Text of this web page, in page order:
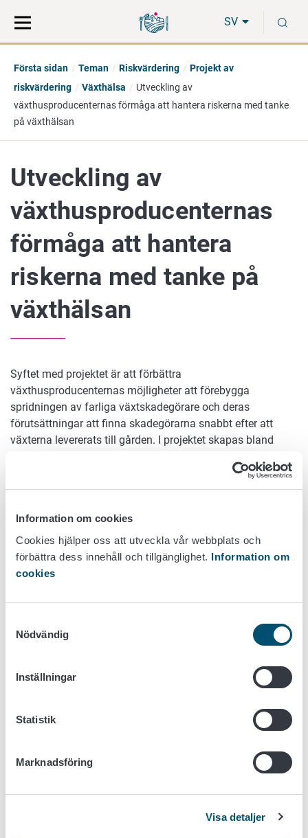
Information om cookies
Cookies hjälper oss att utveckla vår webbplats och
förbättra dess innehåll och tillgänglighet. Information om
cookies
Nödvändig
Inställningar
Statistik
Marknadsföring
Visa detaljer
direkt
till
på
hela
SV
Första sidan Teman Riskvärdering
Projekt av
riskvärdering
Växthälsa
Utveckling av
växthusproducenternas förmåga att hantera riskerna med tanke
på växthälsan
Utveckling av
växthusproducenternas
förmåga att hantera
riskerna med tanke på
växthälsan
Syftet med projektet är att förbättra
växthusproducenternas möjligheter att förebygga
spridningen av farliga växtskadegörare och deras
förutsättningar att finna skadegörarna snabbt efter att
växterna levererats till gården. I projektet skapas bland
utvärdera vilket hot olika växtarter utgör för deras övriga
produktion. I projektet insamlas och alstras information om
förhandsbekämpas, observeras och identifieras. Att
informationen som samlats in och metoderna som tagits
fram tas i bruk säkerställs med inriktad rådgivning och
annan kommunikation.
Forskningsteam
Jyrki Jalkanen (Handelsträdgårdsförbundet)
Lotta Kaila (Evira)
Irene Vänninen (Naturresursinstitutet)